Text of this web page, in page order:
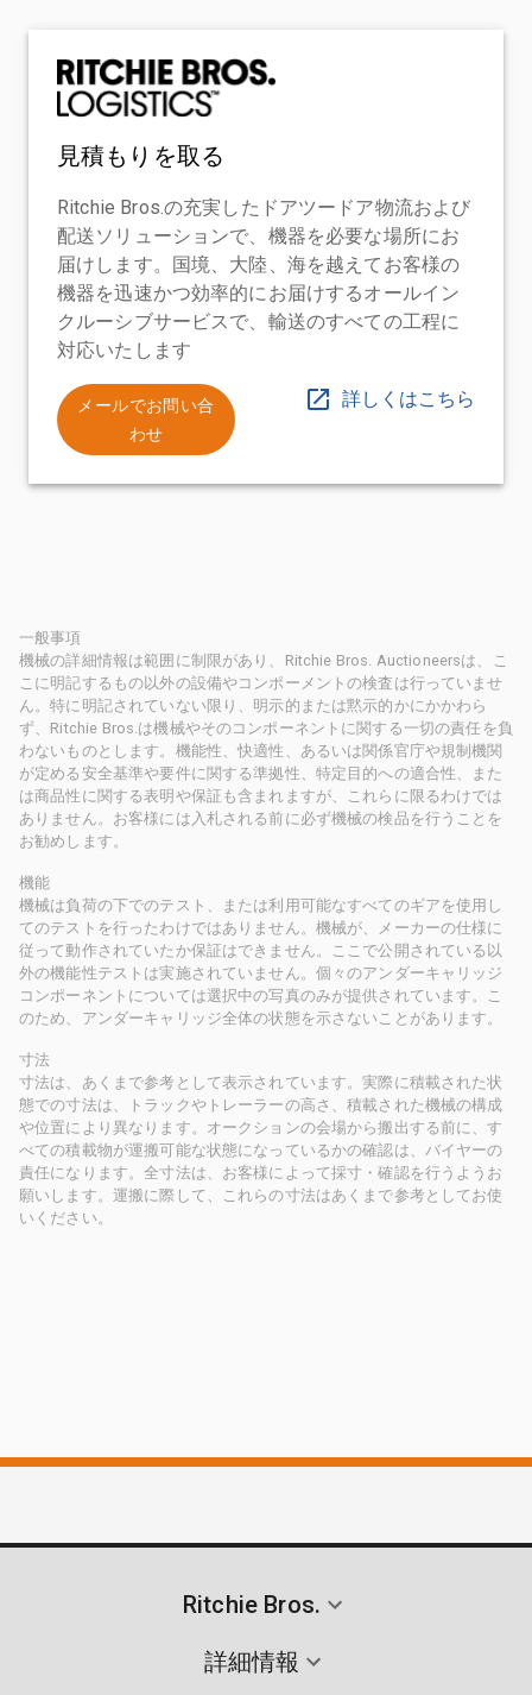
見積もりを取る
Ritchie Bros.の充実したドアツードア物流および
配送ソリューションで、機器を必要な場所にお
届けします。国境、大陸、海を越えてお客様の
機器を迅速かつ効率的にお届けするオールイン
クルーシブサービスで、輸送のすべての工程に
対応いたします
メールでお問い合
わせ
詳しくはこちら
一般事項
機械の詳細情報は範囲に制限があり、Ritchie Bros. Auctioneersは、こ
こに明記するもの以外の設備やコンポーメントの検査は行っていませ
ん。特に明記されていない限り、明示的または黙示的かにかかわら
ず、Ritchie Bros.は機械やそのコンポーネントに関する一切の責任を負
わないものとします。機能性、快適性、あるいは関係官庁や規制機関
が定める安全基準や要件に関する準拠性、特定目的への適合性、また
は商品性に関する表明や保証も含まれますが、これらに限るわけでは
ありません。お客様には入札される前に必ず機械の検品を行うことを
お勧めします。
機能
機械は負荷の下でのテスト、または利用可能なすべてのギアを使用し
てのテストを行ったわけではありません。機械が、メーカーの仕様に
従って動作されていたか保証はできません。ここで公開されている以
外の機能性テストは実施されていません。個々のアンダーキャリッジ
コンポーネントについては選択中の写真のみが提供されています。こ
のため、アンダーキャリッジ全体の状態を示さないことがあります。
寸法
寸法は、あくまで参考として表示されています。実際に積載された状
態での寸法は、トラックやトレーラーの高さ、積載された機械の構成
や位置により異なります。オークションの会場から搬出する前に、す
べての積載物が運搬可能な状態になっているかの確認は、バイヤーの
責任になります。全寸法は、お客様によって採寸・確認を行うようお
願いします。運搬に際して、これらの寸法はあくまで参考としてお使
いください。
Ritchie Bros.
詳細情報